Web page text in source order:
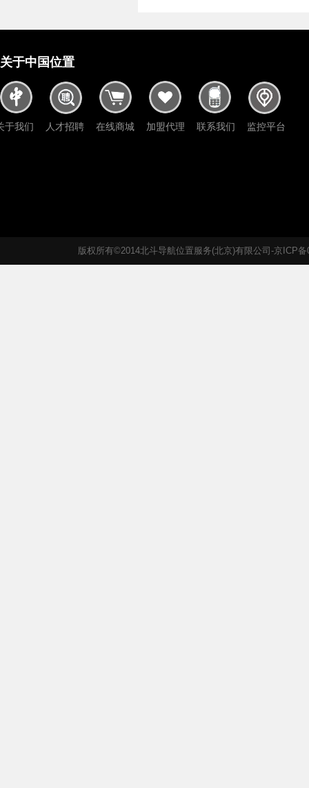
关于中国位置
于我们 人才招聘 在线商城 加盟代理 联系我们 监控平台
版权所有©2014北斗导航位置服务(北京)有限公司-京ICP